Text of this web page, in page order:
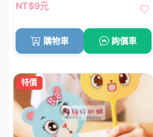
NT$9元
購物車 詢價車
特價